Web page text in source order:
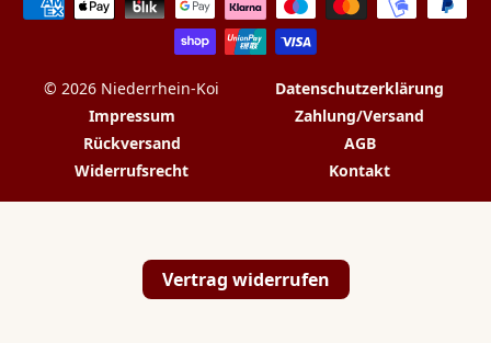
Zahlungsarten
© 2026 Niederrhein-Koi
Datenschutzerklärung
Impressum
Zahlung/Versand
Rückversand
AGB
Widerrufsrecht
Kontakt
Vertrag widerrufen